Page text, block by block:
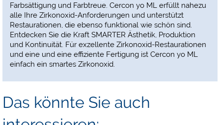
Farbsättigung und Farbtreue. Cercon yo ML erfüllt nahezu
alle Ihre Zirkonoxid-Anforderungen und unterstützt
Restaurationen, die ebenso funktional wie schön sind.
Entdecken Sie die Kraft SMARTER Ästhetik, Produktion
und Kontinuität. Für exzellente Zirkonoxid-Restaurationen
und eine und eine effiziente Fertigung ist Cercon yo ML
einfach ein smartes Zirkonoxid.
Das könnte Sie auch